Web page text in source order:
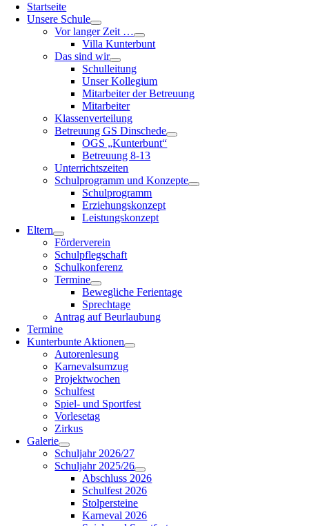
Startseite
Unsere Schule
Vor langer Zeit …
Villa Kunterbunt
Das sind wir
Schulleitung
Unser Kollegium
Mitarbeiter der Betreuung
Mitarbeiter
Klassenverteilung
Betreuung GS Dinschede
OGS „Kunterbunt“
Betreuung 8-13
Unterrichtszeiten
Schulprogramm und Konzepte
Schulprogramm
Erziehungskonzept
Leistungskonzept
Eltern
Förderverein
Schulpflegschaft
Schulkonferenz
Termine
Bewegliche Ferientage
Sprechtage
Antrag auf Beurlaubung
Termine
Kunterbunte Aktionen
Autorenlesung
Karnevalsumzug
Projektwochen
Schulfest
Spiel- und Sportfest
Vorlesetag
Zirkus
Galerie
Schuljahr 2026/27
Schuljahr 2025/26
Abschluss 2026
Schulfest 2026
Stolpersteine
Karneval 2026